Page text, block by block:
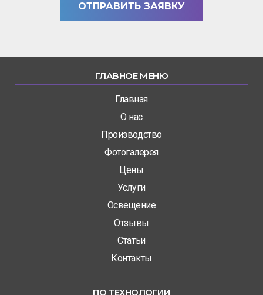
ОТПРАВИТЬ ЗАЯВКУ
ГЛАВНОЕ МЕНЮ
Главная
О нас
Производство
Фотогалерея
Цены
Услуги
Освещение
Отзывы
Статьи
Контакты
ПО ТЕХНОЛОГИИ